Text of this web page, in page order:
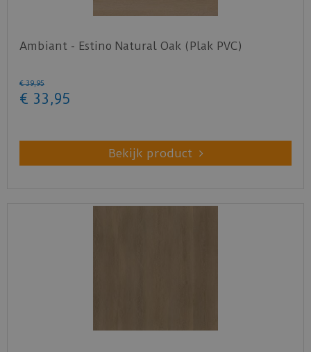
Ambiant - Estino Natural Oak (Plak PVC)
€ 39,95
€ 33 ,95
Bekijk product